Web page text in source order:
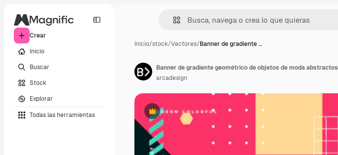
Crear
Inicio
Buscar
Stock
Explorar
Todas las herramientas
Inicio/stock/Vectores/Banner de gradiente …
Premium
Banner de gradiente geométrico de objetos de moda abstractos
arcadesign